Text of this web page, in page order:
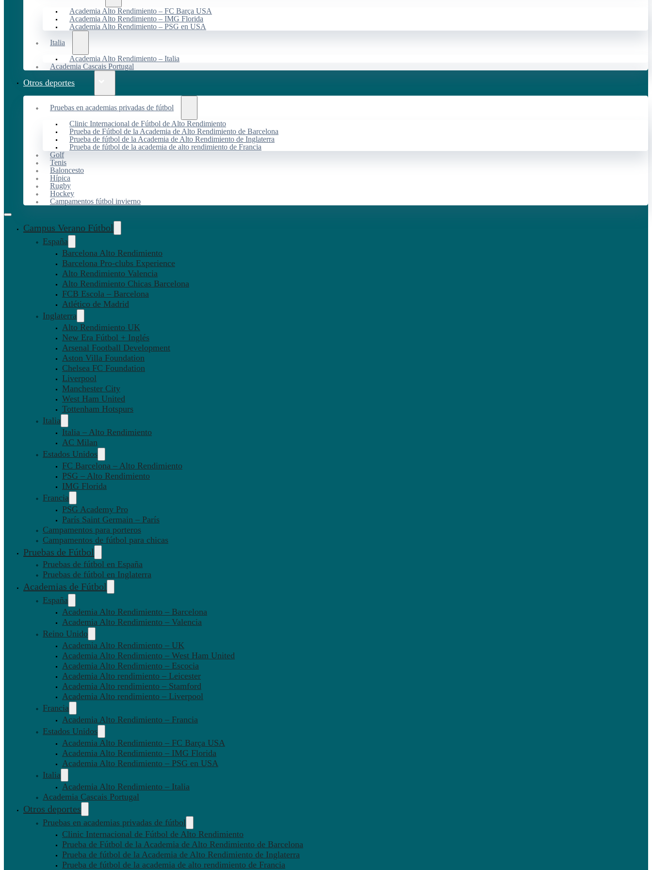
Academia Alto Rendimiento – FC Barça USA
Academia Alto Rendimiento – IMG Florida
Academia Alto Rendimiento – PSG en USA
Italia
Academia Alto Rendimiento – Italia
Academia Cascais Portugal
Otros deportes
Pruebas en academias privadas de fútbol
Clinic Internacional de Fútbol de Alto Rendimiento
Prueba de Fútbol de la Academia de Alto Rendimiento de Barcelona
Prueba de fútbol de la Academia de Alto Rendimiento de Inglaterra
Prueba de fútbol de la academia de alto rendimiento de Francia
Golf
Tenis
Baloncesto
Hípica
Rugby
Hockey
Campamentos fútbol invierno
Campus Verano Fútbol
España
Barcelona Alto Rendimiento
Barcelona Pro-clubs Experience
Alto Rendimiento Valencia
Alto Rendimiento Chicas Barcelona
FCB Escola – Barcelona
Atlético de Madrid
Inglaterra
Alto Rendimiento UK
New Era Fútbol + Inglés
Arsenal Football Development
Aston Villa Foundation
Chelsea FC Foundation
Liverpool
Manchester City
West Ham United
Tottenham Hotspurs
Italia
Italia – Alto Rendimiento
AC Milan
Estados Unidos
FC Barcelona – Alto Rendimiento
PSG – Alto Rendimiento
IMG Florida
Francia
PSG Academy Pro
París Saint Germain – París
Campamentos para porteros
Campamentos de fútbol para chicas
Pruebas de Fútbol
Pruebas de fútbol en España
Pruebas de fútbol en Inglaterra
Academias de Fútbol
España
Academia Alto Rendimiento – Barcelona
Academia Alto Rendimiento – Valencia
Reino Unido
Academia Alto Rendimiento – UK
Academia Alto Rendimiento – West Ham United
Academia Alto Rendimiento – Escocia
Academia Alto rendimiento – Leicester
Academia Alto rendimiento – Stamford
Academia Alto rendimiento – Liverpool
Francia
Academia Alto Rendimiento – Francia
Estados Unidos
Academia Alto Rendimiento – FC Barça USA
Academia Alto Rendimiento – IMG Florida
Academia Alto Rendimiento – PSG en USA
Italia
Academia Alto Rendimiento – Italia
Academia Cascais Portugal
Otros deportes
Pruebas en academias privadas de fútbol
Clinic Internacional de Fútbol de Alto Rendimiento
Prueba de Fútbol de la Academia de Alto Rendimiento de Barcelona
Prueba de fútbol de la Academia de Alto Rendimiento de Inglaterra
Prueba de fútbol de la academia de alto rendimiento de Francia